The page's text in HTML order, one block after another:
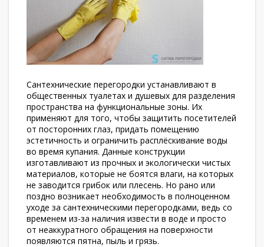
Сантехнические перегородки устанавливают в
общественных туалетах и душевых для разделения
пространства на функциональные зоны. Их
применяют для того, чтобы защитить посетителей
от посторонних глаз, придать помещению
эстетичность и ограничить расплёскивание воды
во время купания. Данные конструкции
изготавливают из прочных и экологически чистых
материалов, которые не боятся влаги, на которых
не заводится грибок или плесень. Но рано или
поздно возникает необходимость в полноценном
уходе за сантехническими перегородками, ведь со
временем из-за наличия извести в воде и просто
от неаккуратного обращения на поверхности
появляются пятна, пыль и грязь.